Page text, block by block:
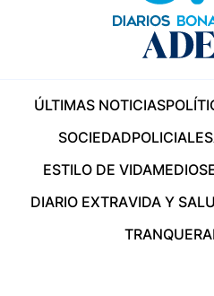
ÚLTIMAS NOTICIAS
SOCIEDADPOLICIALES
ESTILO DE VIDAMEDIOS
DIARIO EXTRAVIDA Y
TRANQUERA